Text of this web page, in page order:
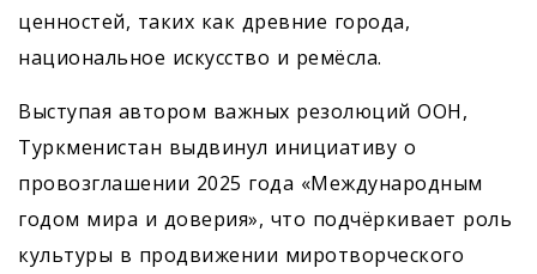
ценностей, таких как древние города,
национальное искусство и ремёсла.
Выступая автором важных резолюций ООН,
Туркменистан выдвинул инициативу о
провозглашении 2025 года «Международным
годом мира и доверия», что подчёркивает роль
культуры в продвижении миротворческого